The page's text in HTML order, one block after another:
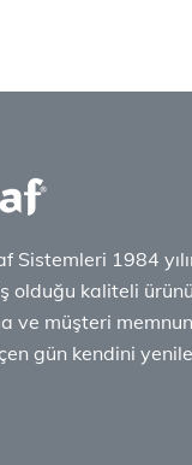
Sistemleri 1984
olduğu kaliteli
ve müşteri
gün kendini